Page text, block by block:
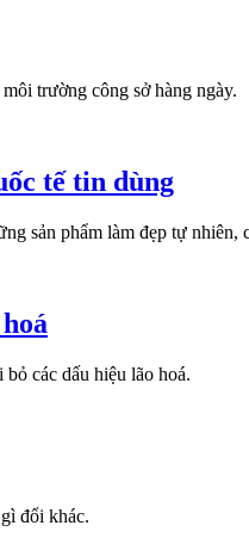
trường công sở hàng ngày.
tế tin dùng
sản phẩm làm đẹp tự
các dấu hiệu lão hoá.
đổi khác.